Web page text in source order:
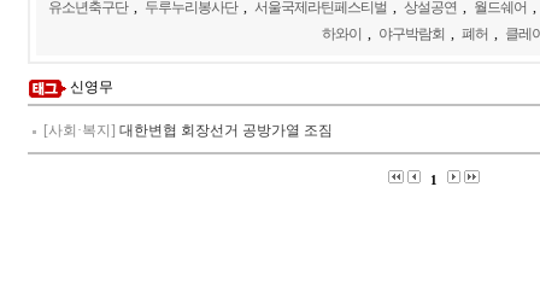
유소년축구단
두루누리봉사단 서울국제라틴페스티벌 상설공연 월드쉐어
하와이
야구박람회 폐허 클레
신영무
[사회·복지] 대한변협 회장선거 공방가열 조짐
1